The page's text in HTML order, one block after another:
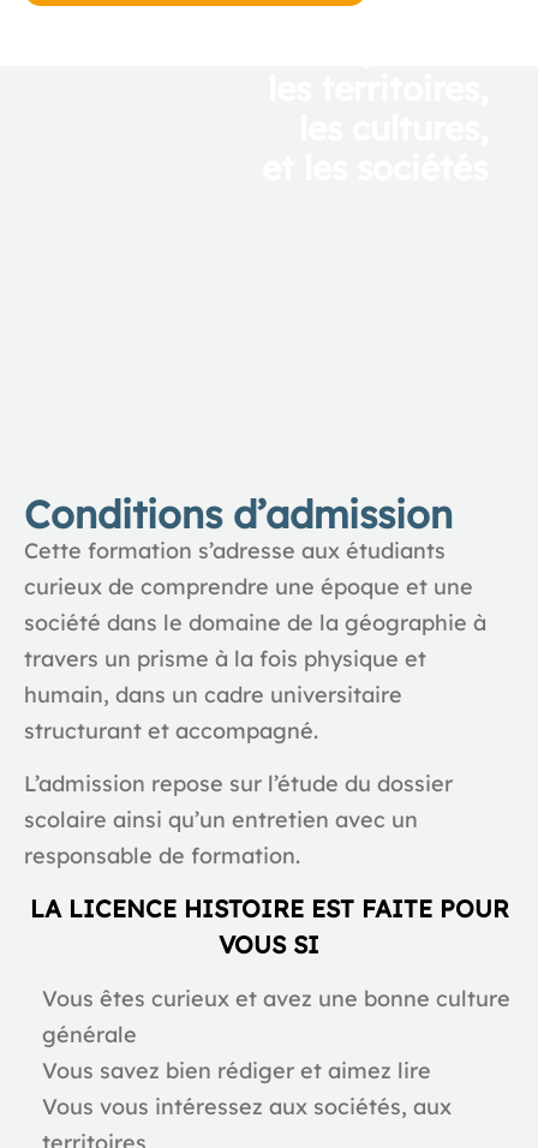
Conditions d’admission
Cette formation s’adresse aux étudiants
curieux de comprendre une époque et une
société dans le domaine de la géographie à
travers un prisme à la fois physique et
humain, dans un cadre universitaire
structurant et accompagné.
L’admission repose sur l’étude du dossier
scolaire ainsi qu’un entretien avec un
responsable de formation.
LA LICENCE HISTOIRE EST FAITE POUR
VOUS SI
Vous êtes curieux et avez une bonne culture
générale
Vous savez bien rédiger et aimez lire
Vous vous intéressez aux sociétés, aux